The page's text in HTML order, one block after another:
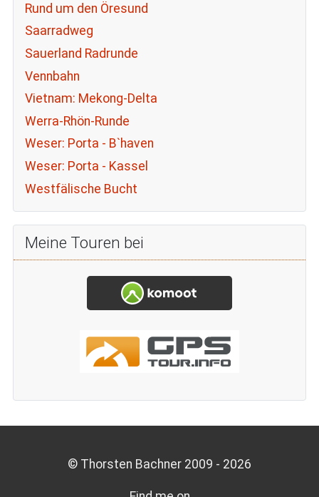
Rund um den Öresund
Saarradweg
Sauerland Radrunde
Vennbahn
Vietnam: Mekong-Delta
Werra-Rhön-Runde
Weser: Porta - B`haven
Weser: Porta - Kassel
Westfälische Bucht
Meine Touren bei
© Thorsten Bachner 2009 - 2026